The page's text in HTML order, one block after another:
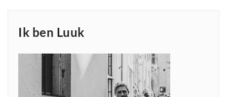
Ik ben Luuk